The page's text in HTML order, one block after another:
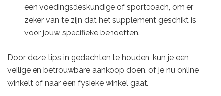
een voedingsdeskundige of sportcoach, om er
zeker van te zijn dat het supplement geschikt is
voor jouw specifieke behoeften.
Door deze tips in gedachten te houden, kun je een
veilige en betrouwbare aankoop doen, of je nu online
winkelt of naar een fysieke winkel gaat.